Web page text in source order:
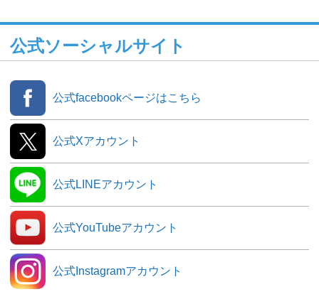
公式ソーシャルサイト
公式facebookページはこちら
公式Xアカウント
公式LINEアカウント
公式YouTubeアカウント
公式Instagramアカウント